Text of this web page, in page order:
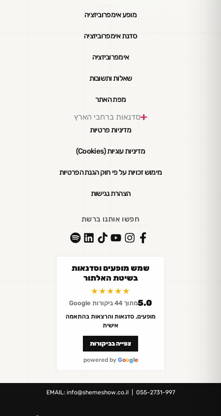
מופע אימפרוביזציה
סדנת אימפרוביזציה
אימפרוביזציה
שאלות ותשובות
מפת האתר
סדנאות ברחבי הארץ
מדיניות פרטיות
מדיניות עוגיות (Cookies)
מימוש זכויות על פי חוק הגנת הפרטיות
הצהרת נגישות
חפשו אותנו ברשת
שמש מופעים וסדנאות
בשיטת האלתור
★★★★★
5.0מתוך 44 ביקורות Google
מופעים, סדנאות והרצאות בהתאמה
אישית
צפייה בביקורות
powered by Google
EMAIL: info@shemeshow.co.il | 055-2731-997